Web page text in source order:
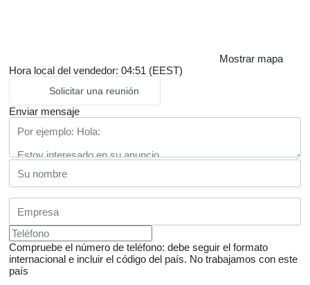
Mostrar mapa
Hora local del vendedor: 04:51 (EEST)
Solicitar una reunión
Enviar mensaje
Compruebe el número de teléfono: debe seguir el formato
internacional e incluir el código del país. No trabajamos con este
país